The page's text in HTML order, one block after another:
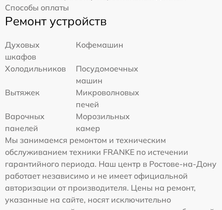
Способы оплаты
Ремонт устройств
Духовых
шкафов
Кофемашин
Холодильников
Посудомоечных
машин
Вытяжек
Микроволновых
печей
Варочных
панелей
Морозильных
камер
Мы занимаемся ремонтом и техническим
обслуживанием техники FRANKE по истечении
гарантийного периода. Наш центр в Ростове-на-Дону
работает независимо и не имеет официальной
авторизации от производителя. Цены на ремонт,
указанные на сайте, носят исключительно